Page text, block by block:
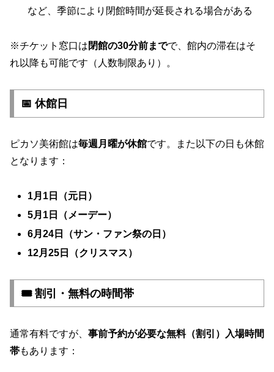
など、季節により閉館時間が延長される場合がある
※チケット窓口は閉館の30分前までで、館内の滞在はそ
れ以降も可能です（人数制限あり）。
📅 休館日
ピカソ美術館は毎週月曜が休館です。また以下の日も休館
となります：
1月1日（元日）
5月1日（メーデー）
6月24日（サン・ファン祭の日）
12月25日（クリスマス）
🎟️ 割引・無料の時間帯
通常有料ですが、 事前予約が必要な無料（割引）入場時間
帯もあります：